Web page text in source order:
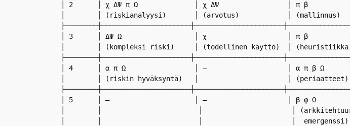
│ 2      │ χ ΔΨ π Ω              │ χ ΔΨ                 │ π β
│        │ (riskianalyysi)       │ (arvotus)            │
│ 3      │ ΔΨ Ω                  │ χ                    │ π β
│        │ (kompleksi riski)     │ (todellinen käyttö)  │
│ 4      │ α π Ω                 │ –                    │ α π β Ω
│        │ (riskin hyväksyntä)   │                      │
│ 5      │ –                     │ –                    │ β φ Ω
│        │                        │                      │
│        │                        │                      │